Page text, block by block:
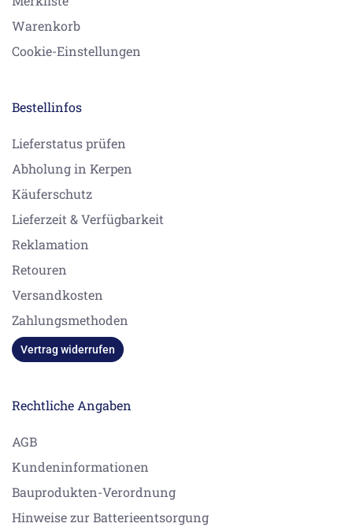
Warenkorb
Cookie-Einstellungen
Bestellinfos
Lieferstatus prüfen
Abholung in Kerpen
Käuferschutz
Lieferzeit & Verfügbarkeit
Reklamation
Retouren
Versandkosten
Zahlungsmethoden
Vertrag widerrufen
Rechtliche Angaben
AGB
Kundeninformationen
Bauprodukten-Verordnung
Hinweise zur Batterieentsorgung